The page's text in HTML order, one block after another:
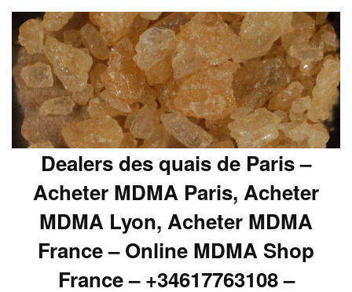
Dealers des quais de Paris –
Acheter MDMA Paris, Acheter
MDMA Lyon, Acheter MDMA
France – Online MDMA Shop
France – +34617763108 –